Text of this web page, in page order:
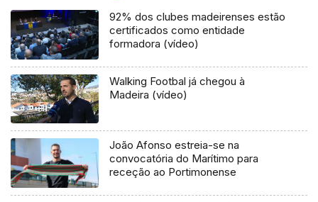
92% dos clubes madeirenses estão
certificados como entidade
formadora (vídeo)
Walking Footbal já chegou à
Madeira (vídeo)
João Afonso estreia-se na
convocatória do Marítimo para
receção ao Portimonense